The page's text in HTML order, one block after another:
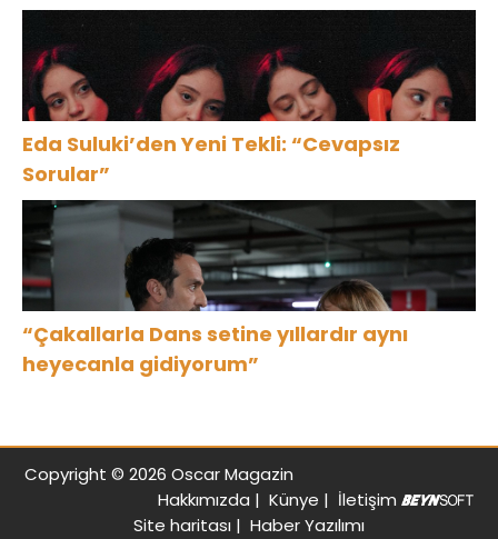
Eda Suluki’den Yeni Tekli: “Cevapsız
Sorular”
“Çakallarla Dans setine yıllardır aynı
heyecanla gidiyorum”
Copyright © 2026 Oscar Magazin
Hakkımızda |Künye | İletişim
Site haritası | Haber Yazılımı